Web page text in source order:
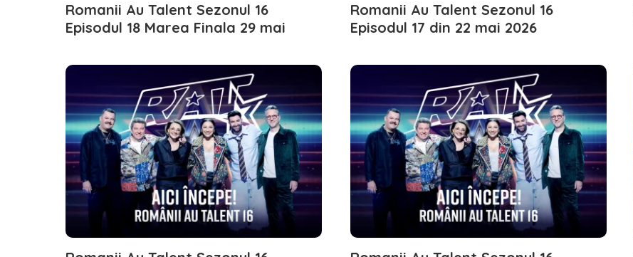
Romanii Au Talent Sezonul 16
Episodul 18 Marea Finala 29 mai
Romanii Au Talent Sezonul 16
Episodul 17 din 22 mai 2026